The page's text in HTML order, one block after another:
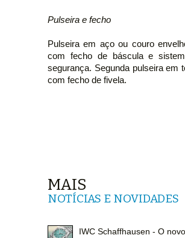
Pulseira e fecho
Pulseira em aço ou couro
com fecho de báscula e
segurança. Segunda pulseira em
com fecho de fivela.
MAIS
NOTÍCIAS E NOVIDADES
IWC Schaffhausen - O novo